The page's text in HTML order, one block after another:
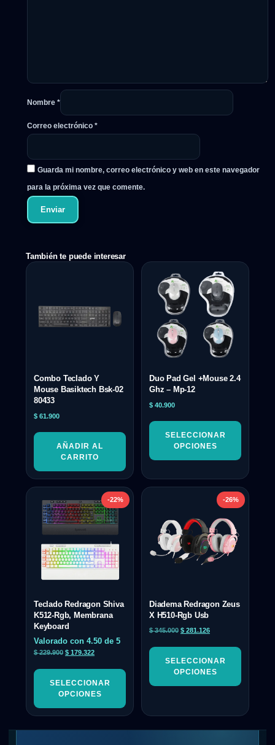
Nombre *
Correo electrónico *
Guarda mi nombre, correo electrónico y web en este navegador
para la próxima vez que comente.
También te puede interesar
Combo Teclado Y
Mouse Basiktech Bsk-02
80433
$ 61.900
AÑADIR AL
CARRITO
Duo Pad Gel +Mouse 2.4
Ghz – Mp-12
$ 40.900
SELECCIONAR
OPCIONES
-22%
Teclado Redragon Shiva
K512-Rgb, Membrana
Keyboard
Valorado con 4.50 de 5
$229.900 $ 179.322
SELECCIONAR
OPCIONES
-26%
Diadema Redragon Zeus
X H510-Rgb Usb
$345.000 $ 281.126
SELECCIONAR
OPCIONES